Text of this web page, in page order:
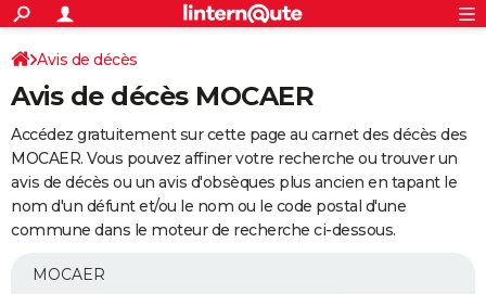
ACTUALITÉS
Politique
Société
Faits Divers
Education
Monde
Villes
+
SPORT
Coupe du monde 2026
Football
Tennis
Cyclisme
Rugby
Forum
Programme TV
TNT
Streaming
Cinéma
Sorties cinéma
Musique
+
FINANCE
Retraite
Epargne
Immobilier
Risques naturels par ville
Banque
Assurance
AUTO
Essais
Réserver un essai
Citadines
Berlines
SUV
Forum auto
+
Mobiles
Meilleur smartphone
Internet
Ordinateurs
Jeux vidéo
Guide high-tech
Avis de décès
Avis de décès MOCAER
Accédez gratuitement sur cette page au carnet des décès des
MOCAER. Vous pouvez affiner votre recherche ou trouver un
avis de décès ou un avis d'obsèques plus ancien en tapant le
nom d'un défunt et/ou le nom ou le code postal d'une
commune dans le moteur de recherche ci-dessous.